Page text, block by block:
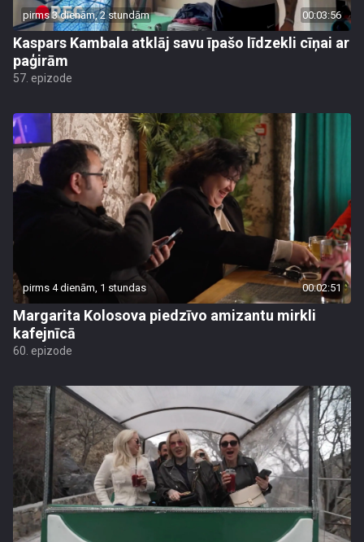
pirms 3 dienām, 2 stundām 00:03:56
Kaspars Kambala atklāj savu īpašo līdzekli cīņai ar
paģirām
57. epizode
pirms 4 dienām, 1 stundas 00:02:51
Margarita Kolosova piedzīvo amizantu mirkli
kafejnīcā
60. epizode